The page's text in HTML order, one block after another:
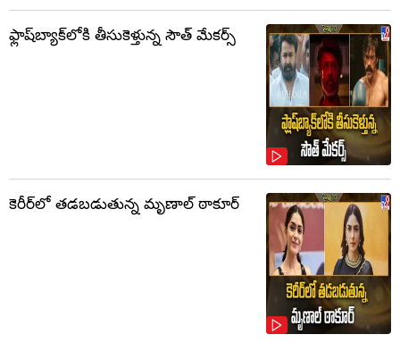
ఫ్లాష్‌బ్యాక్‌లోకి తీసుకెళ్తున్న సౌత్‌ మేకర్స్‌
కెరీర్‌లో తడబడుతున్న మృణాల్ ఠాకూర్